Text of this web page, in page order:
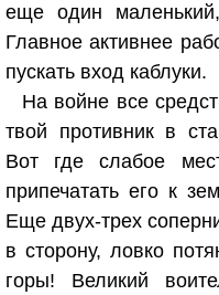
еще один
Главное активнее
пускать вход каблуки.
На войне все
твой противник в
Вот где слабое
припечатать его к
Еще двух-трех
в сторону, ловко
горы! Великий